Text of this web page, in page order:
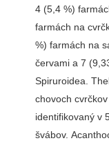
4 (5,4 %)
farmách na
%) farmách na
červami a 7
Spiruroidea.
chovoch
identifikovaný v
švábov.